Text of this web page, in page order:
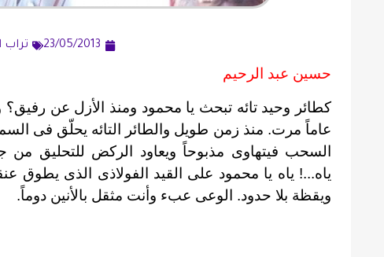
23/05/2013 تراب
حسين عبد الرحيم
كطائر وحيد تائه تبحث يا محمود ومنذ الأزل عن
عاماً مرت. منذ زمن طويل والطائر التائه يحلّق فى
السحب فيتهاوى مذبوحاً ويعاود الركض للتحليق
ياه...! ياه يا محمود على القيد الفولاذى الذى
ويقظة بلا حدود. الوعى عبء وأنت مثقل بالأنين دوماً.